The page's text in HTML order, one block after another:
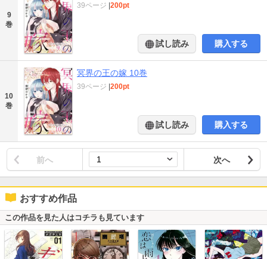
9
巻
39ページ |200pt
試し読み 購入する
10
巻
冥界の王の嫁 10巻
39ページ |200pt
試し読み 購入する
前へ 次へ
おすすめ作品
この作品を見た人はコチラも見ています